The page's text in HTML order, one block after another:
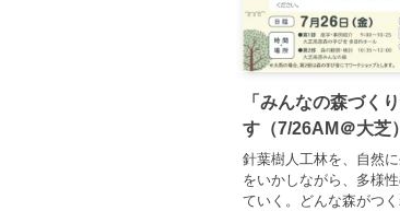
「みんなの森づく
す（7/26AM＠大芝）
針葉樹人工林を、自然
をいかしながら、多様
ていく。どんな森がつ